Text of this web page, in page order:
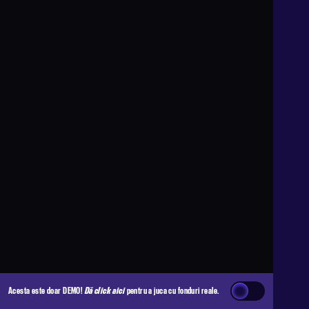
Acesta este doar DEMO!Dă click aicipentru a juca cu fonduri reale.